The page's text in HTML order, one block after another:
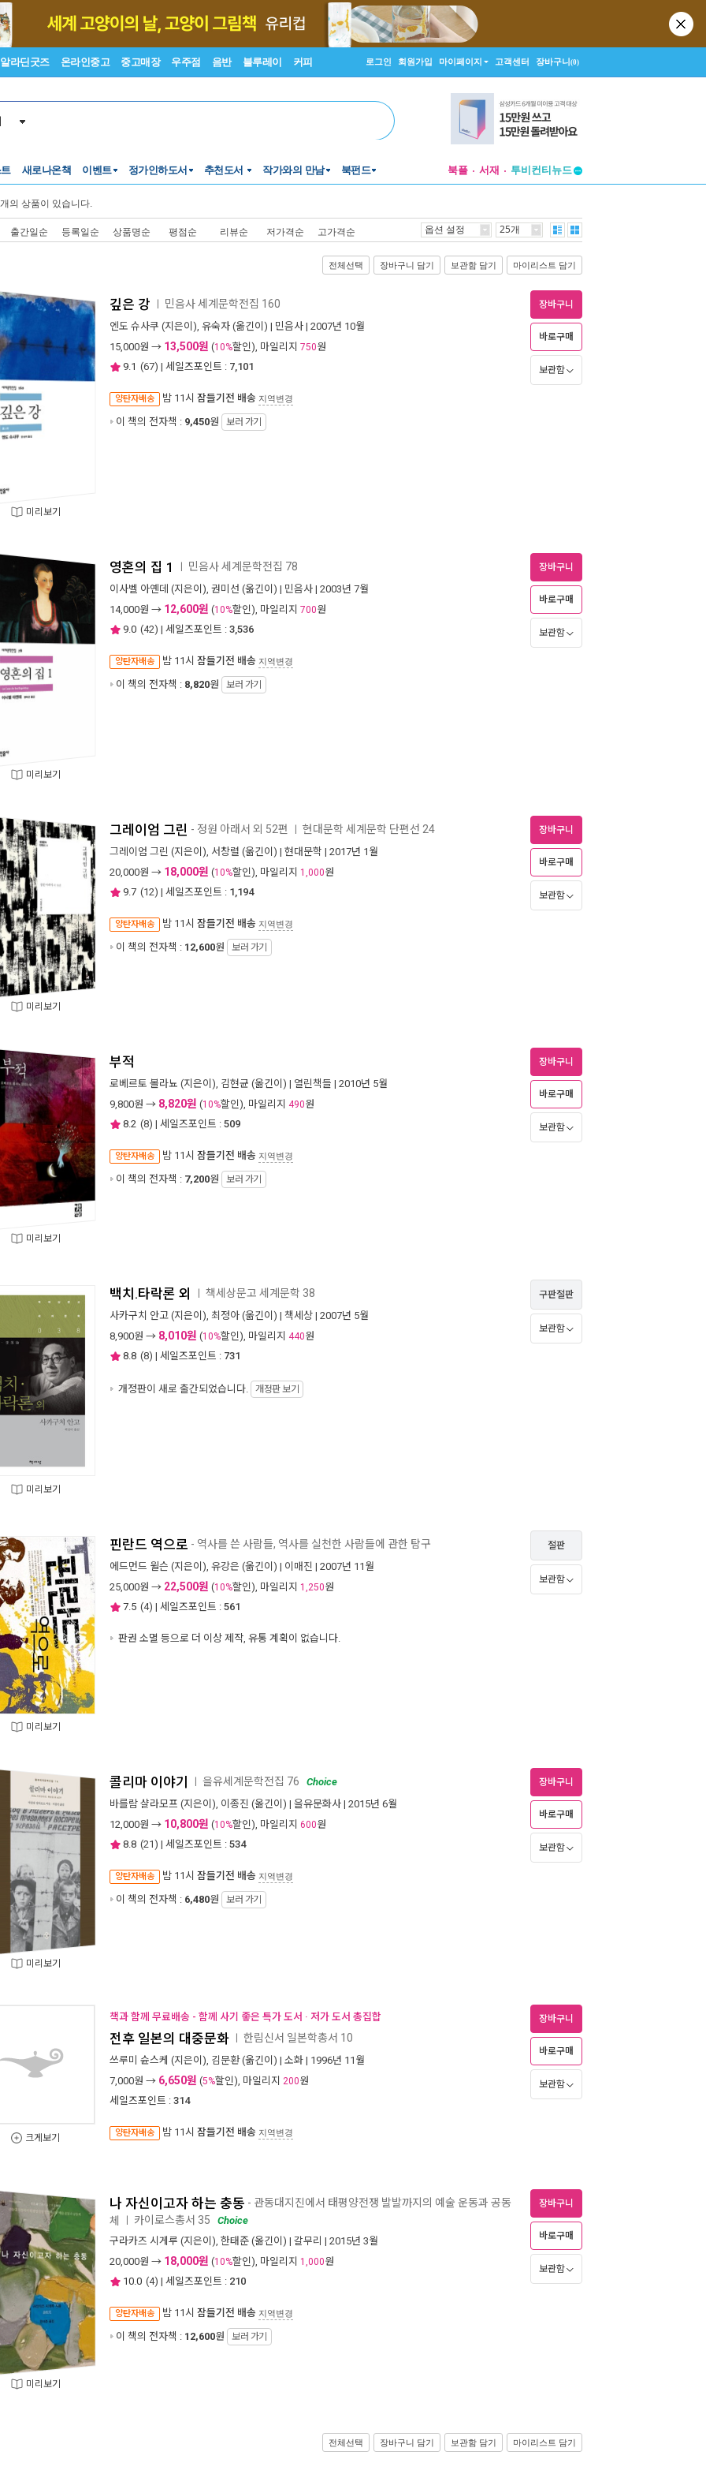
알라딘굿즈 온라인중고 중고매장 우주점 음반 블루레이 커피 로그인 회원가입 마이페이지 고객센터 장바구니(0)
새로나온책 이벤트 정가인하도서 추천도서 작가와의 만남 북펀드 북플 서재
투비컨티뉴드
개의 상품이 있습니다.
출간일순 등록일순 상품명순 평점순 리뷰순 저가격순 고가격순 옵션 설정 25개
전체선택 장바구니 담기 보관함 담기 마이리스트 담기
미리보기
깊은 강 민음사 세계문학전집 160
엔도 슈사쿠 (지은이), 유숙자 (옮긴이) | 민음사 | 2007년 10월
15,000원 → 13,500원 (10%할인), 마일리지 750원
9.1 (67) | 세일즈포인트 : 7,101
양탄자배송 밤 11시 잠들기전 배송 지역변경
이 책의 전자책 : 9,450원 보러 가기
장바구니
바로구매
보관함
미리보기
영혼의 집 1 민음사 세계문학전집 78
이사벨 아옌데 (지은이), 권미선 (옮긴이) | 민음사 | 2003년 7월
14,000원 → 12,600원 (10%할인), 마일리지 700원
9.0 (42) | 세일즈포인트 : 3,536
양탄자배송 밤 11시 잠들기전 배송 지역변경
이 책의 전자책 : 8,820원 보러 가기
장바구니
바로구매
보관함
미리보기
그레이엄 그린 - 정원 아래서 외 52편 현대문학 세계문학 단편선 24
그레이엄 그린 (지은이), 서창렬 (옮긴이) | 현대문학 | 2017년 1월
20,000원 → 18,000원 (10%할인), 마일리지 1,000원
9.7 (12) | 세일즈포인트 : 1,194
양탄자배송 밤 11시 잠들기전 배송 지역변경
이 책의 전자책 : 12,600원 보러 가기
장바구니
바로구매
보관함
미리보기
부적
로베르토 볼라뇨 (지은이), 김현균 (옮긴이) | 열린책들 | 2010년 5월
9,800원 → 8,820원 (10%할인), 마일리지 490원
8.2 (8) | 세일즈포인트 : 509
양탄자배송 밤 11시 잠들기전 배송 지역변경
이 책의 전자책 : 7,200원 보러 가기
장바구니
바로구매
보관함
미리보기
백치.타락론 외 책세상문고 세계문학 38
사카구치 안고 (지은이), 최정아 (옮긴이) | 책세상 | 2007년 5월
8,900원 → 8,010원 (10%할인), 마일리지 440원
8.8 (8) | 세일즈포인트 : 731
개정판이 새로 출간되었습니다. 개정판 보기
구판절판
보관함
미리보기
핀란드 역으로 - 역사를 쓴 사람들, 역사를 실천한 사람들에 관한 탐구
에드먼드 윌슨 (지은이), 유강은 (옮긴이) | 이매진 | 2007년 11월
25,000원 → 22,500원 (10%할인), 마일리지 1,250원
7.5 (4) | 세일즈포인트 : 561
판권 소멸 등으로 더 이상 제작, 유통 계획이 없습니다.
절판
보관함
미리보기
콜리마 이야기 을유세계문학전집 76
Choice
바를람 샬라모프 (지은이), 이종진 (옮긴이) | 을유문화사 | 2015년 6월
12,000원 → 10,800원 (10%할인), 마일리지 600원
8.8 (21) | 세일즈포인트 : 534
양탄자배송 밤 11시 잠들기전 배송 지역변경
이 책의 전자책 : 6,480원 보러 가기
장바구니
바로구매
보관함
크게보기
책과 함께 무료배송 - 함께 사기 좋은 특가 도서 · 저가 도서 총집합
전후 일본의 대중문화 한림신서 일본학총서 10
쓰루미 슌스케 (지은이), 김문환(옮긴이) | 소화 | 1996년 11월
7,000원 → 6,650원 (5%할인), 마일리지 200원
세일즈포인트 : 314
양탄자배송 밤 11시 잠들기전 배송 지역변경
장바구니
바로구매
보관함
미리보기
나 자신이고자 하는 충동 - 관동대지진에서 태평양전쟁 발발까지의 예술 운동과 공동
체 카이로스총서 35
Choice
구라카즈 시게루 (지은이), 한태준 (옮긴이) | 갈무리 | 2015년 3월
20,000원 → 18,000원 (10%할인), 마일리지 1,000원
10.0 (4) | 세일즈포인트 : 210
양탄자배송 밤 11시 잠들기전 배송 지역변경
이 책의 전자책 : 12,600원 보러 가기
장바구니
바로구매
보관함
전체선택 장바구니 담기 보관함 담기 마이리스트 담기